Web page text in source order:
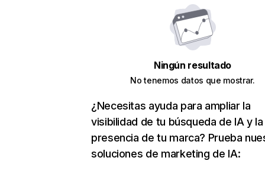
Ningún resultado
No tenemos datos que mostrar.
¿Necesitas ayuda para ampliar la
visibilidad de tu búsqueda de IA y la
presencia de tu marca? Prueba
soluciones de marketing de IA: